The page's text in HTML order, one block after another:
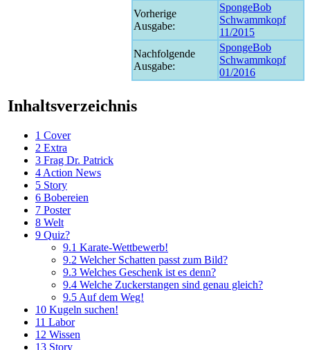
Vorherige
Ausgabe:
SpongeBob
Schwammkopf
11/2015
Nachfolgende
Ausgabe:
SpongeBob
Schwammkopf
01/2016
Inhaltsverzeichnis
1 Cover
2 Extra
3 Frag Dr. Patrick
4 Action News
5 Story
6 Bobereien
7 Poster
8 Welt
9 Quiz?
9.1 Karate-Wettbewerb!
9.2 Welcher Schatten passt zum Bild?
9.3 Welches Geschenk ist es denn?
9.4 Welche Zuckerstangen sind genau gleich?
9.5 Auf dem Weg!
10 Kugeln suchen!
11 Labor
12 Wissen
13 Story